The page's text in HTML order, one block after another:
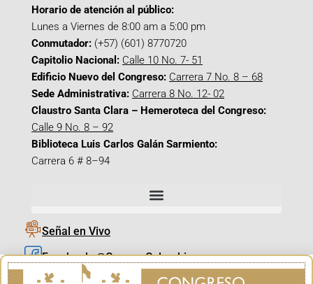
Horario de atención al público:
Lunes a Viernes de 8:00 am a 5:00 pm
Conmutador: (+57) (601) 8770720
Capitolio Nacional: Calle 10 No. 7- 51
Edificio Nuevo del Congreso: Carrera 7 No. 8 – 68
Sede Administrativa: Carrera 8 No. 12- 02
Claustro Santa Clara – Hemeroteca del Congreso:
Calle 9 No. 8 – 92
Biblioteca Luis Carlos Galán Sarmiento:
Carrera 6 # 8–94
Señal en Vivo
Facebook_@CamaraColombia